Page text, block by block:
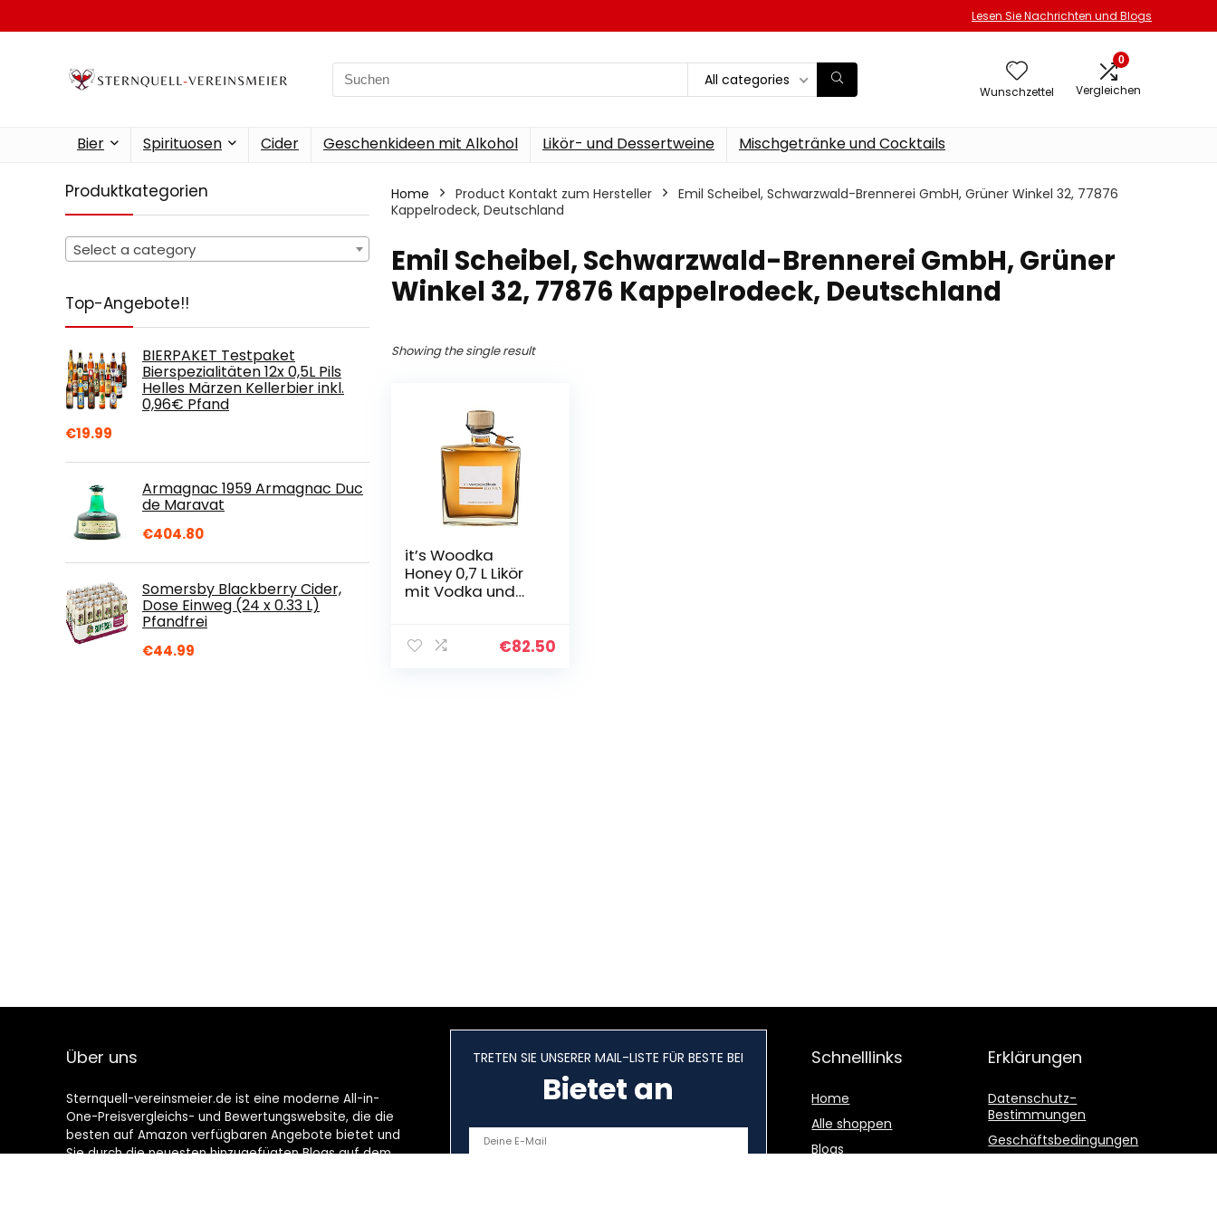
Lesen Sie Nachrichten und Blogs
Search
for:
All categories
Wunschzettel
0
Vergleichen
Bier Spirituosen Cider Geschenkideen mit Alkohol Likör- und Dessertweine Mischgetränke und Cocktails
Produktkategorien
Select a category
Top-Angebote!!
BIERPAKET Testpaket
Bierspezialitäten 12x 0,5L Pils
Helles Märzen Kellerbier inkl.
0,96€ Pfand
€19.99
Armagnac 1959 Armagnac Duc
de Maravat
€404.80
Somersby Blackberry Cider,
Dose Einweg (24 x 0.33 L)
Pfandfrei
€44.99
Home Product Kontakt zum Hersteller
‎Emil Scheibel, Schwarzwald-Brennerei GmbH, Grüner Winkel 32, 77876
Kappelrodeck, Deutschland
‎Emil Scheibel, Schwarzwald-Brennerei GmbH, Grüner
Winkel 32, 77876 Kappelrodeck, Deutschland
Showing the single result
it’s Woodka
Honey 0,7 L Likör
mit Vodka und
€82.50
Über uns
Sternquell-vereinsmeier.de ist eine moderne All-in-
One-Preisvergleichs- und Bewertungswebsite, die die
besten auf Amazon verfügbaren Angebote bietet und
Sie durch die neuesten hinzugefügten Blogs auf dem
TRETEN SIE UNSERER MAIL-LISTE FÜR BESTE BEI
Bietet an
Schnelllinks
Home
Alle shoppen
Blogs
Erklärungen
Datenschutz-
Bestimmungen
Geschäftsbedingungen